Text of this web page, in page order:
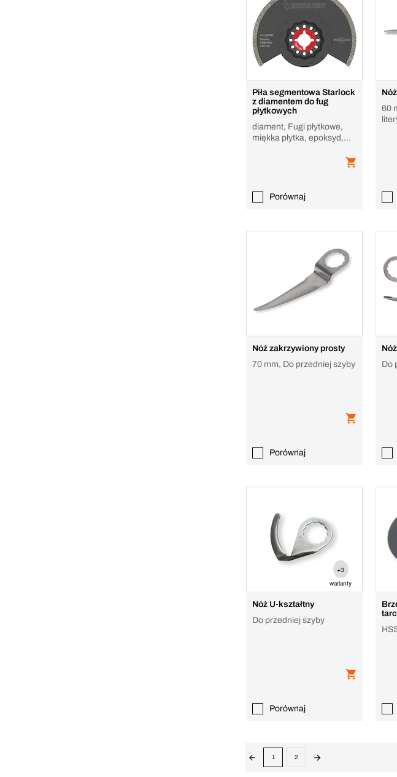
Piła segmentowa Starlock
z diamentem do fug
płytkowych
diament, Fugi płytkowe,
miękka płytka, epoksyd,
Porównaj
60
Nóż zakrzywiony prosty
70 mm, Do przedniej szyby
Porównaj
Do
+3
warianty
Nóż U-kształtny
Do przedniej szyby
Porównaj
1 2